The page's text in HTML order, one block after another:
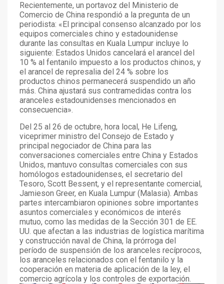
Recientemente, un portavoz del Ministerio de
Comercio de China respondió a la pregunta de un
periodista: «El principal consenso alcanzado por los
equipos comerciales chino y estadounidense
durante las consultas en Kuala Lumpur incluye lo
siguiente: Estados Unidos cancelará el arancel del
10 % al fentanilo impuesto a los productos chinos, y
el arancel de represalia del 24 % sobre los
productos chinos permanecerá suspendido un año
más. China ajustará sus contramedidas contra los
aranceles estadounidenses mencionados en
consecuencia».
Del 25 al 26 de octubre, hora local, He Lifeng,
viceprimer ministro del Consejo de Estado y
principal negociador de China para las
conversaciones comerciales entre China y Estados
Unidos, mantuvo consultas comerciales con sus
homólogos estadounidenses, el secretario del
Tesoro, Scott Bessent, y el representante comercial,
Jamieson Greer, en Kuala Lumpur (Malasia). Ambas
partes intercambiaron opiniones sobre importantes
asuntos comerciales y económicos de interés
mutuo, como las medidas de la Sección 301 de EE.
UU. que afectan a las industrias de logística marítima
y construcción naval de China, la prórroga del
período de suspensión de los aranceles recíprocos,
los aranceles relacionados con el fentanilo y la
cooperación en materia de aplicación de la ley, el
comercio agrícola y los controles de exportación.